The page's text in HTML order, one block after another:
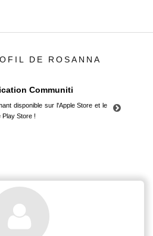
DE ROSANNA
Communiti
disponible sur l'Apple Store et le
Play Store !
Play Store !